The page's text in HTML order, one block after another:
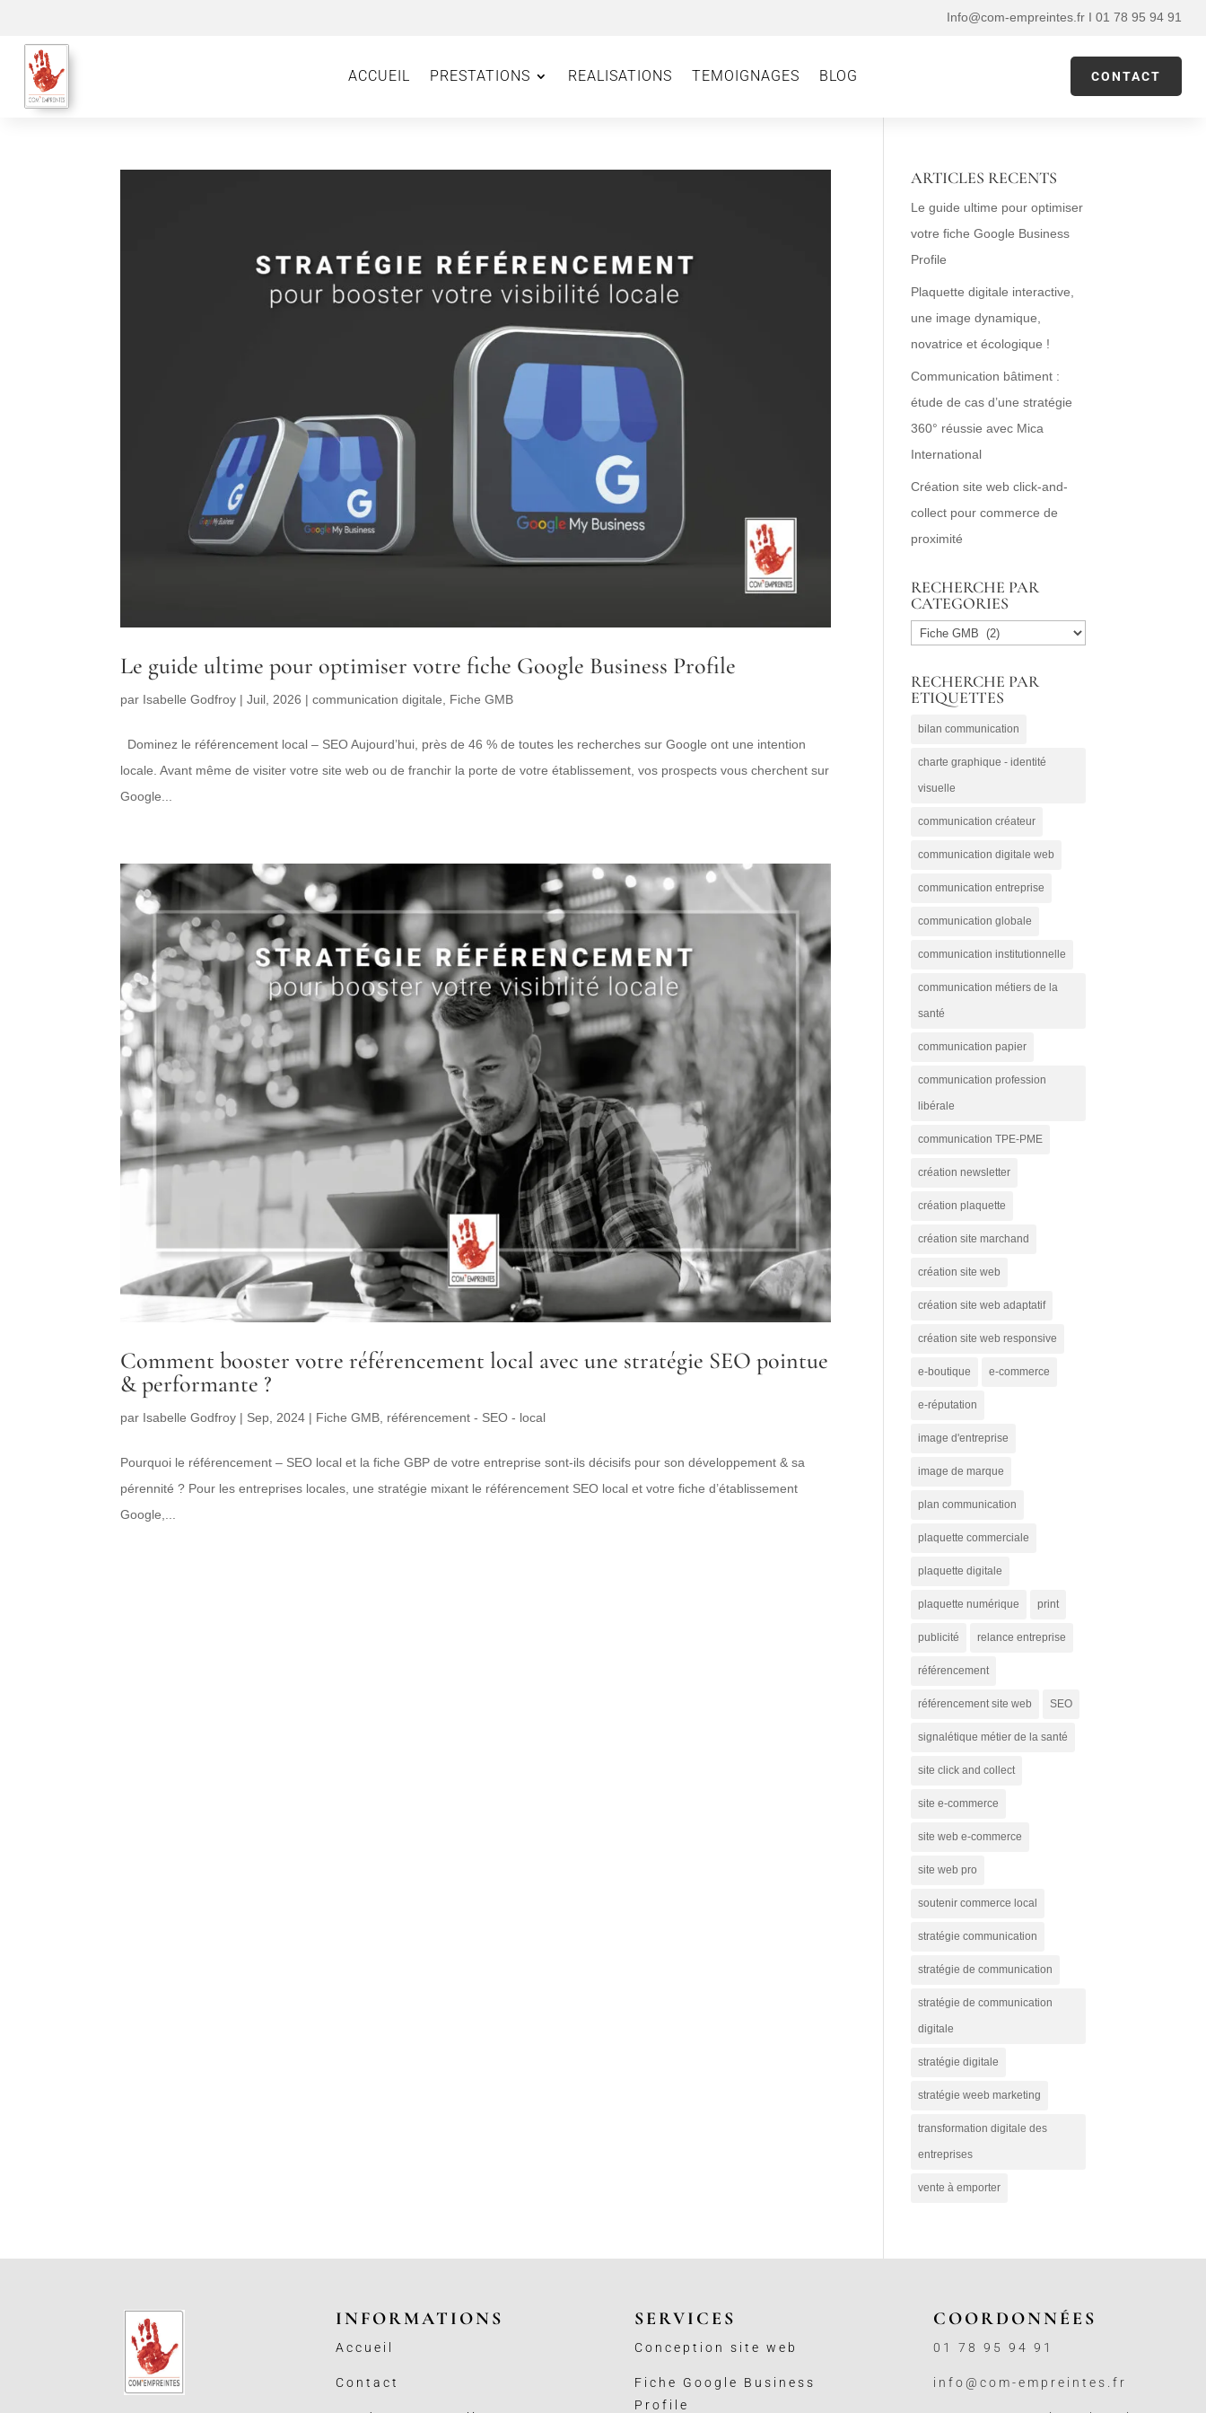
Info@com-empreintes.fr I 01 78 95 94 91
ACCUEIL PRESTATIONS REALISATIONS TEMOIGNAGES BLOG CONTACT
Le guide ultime pour optimiser votre fiche Google Business Profile
par Isabelle Godfroy |Juil, 2026 |communication digitale Fiche GMB
Dominez le référencement local – SEO Aujourd’hui, près de 46 % de toutes les recherches sur Google ont une intention
locale. Avant même de visiter votre site web ou de franchir la porte de votre établissement, vos prospects vous cherchent sur
Google...
Comment booster votre référencement local avec une stratégie SEO pointue
& performante ?
par Isabelle Godfroy | Sep, 2024 | Fiche GMB référencement - SEO - local
Pourquoi le référencement – SEO local et la fiche GBP de votre entreprise sont-ils décisifs pour son développement & sa
pérennité ? Pour les entreprises locales, une stratégie mixant le référencement SEO local et votre fiche d’établissement
Google,...
ARTICLES RECENTS
Le guide ultime pour optimiser
votre fiche Google Business
Profile
Plaquette digitale interactive,
une image dynamique,
novatrice et écologique !
Communication bâtiment :
étude de cas d’une stratégie
360° réussie avec Mica
International
Création site web click-and-
collect pour commerce de
proximité
RECHERCHE PAR
CATEGORIES
RECHERCHE
CATEGORIES
RECHERCHE PAR
ETIQUETTES
bilan communication
charte graphique - identité
visuelle
communication créateur
communication digitale web
communication entreprise
communication globale
communication institutionnelle
communication métiers de la
santé
communication papier
communication profession
libérale
communication TPE-PME
création newsletter
création plaquette
création site marchand
création site web
création site web adaptatif
création site web responsive
e-boutique e-commerce
e-réputation
image d'entreprise
image de marque
plan communication
plaquette commerciale
plaquette digitale
plaquette numérique print
publicité relance entreprise
référencement
référencement site web SEO
signalétique métier de la santé
site click and collect
site e-commerce
site web e-commerce
site web pro
soutenir commerce local
stratégie communication
stratégie de communication
stratégie de communication
digitale
stratégie digitale
stratégie weeb marketing
transformation digitale des
entreprises
vente à emporter
INFORMATIONS
Accueil
Contact
SERVICES
Conception site web
Fiche Google Business
Profile
COORDONNÉES
01 78 95 94 91
info@com-empreintes.fr